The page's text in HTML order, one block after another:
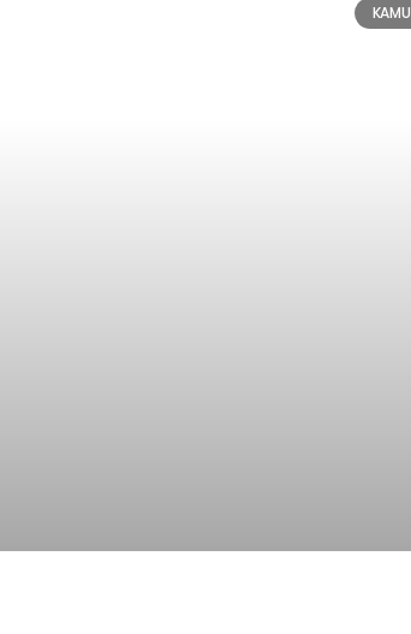
KAMU